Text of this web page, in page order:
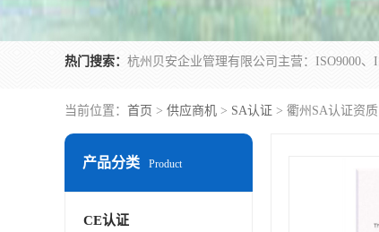
热门搜索：
当前位置： 首页 > 供应商机 > SA认证 > 衢州SA认证资质
产品分类 Product
CE认证